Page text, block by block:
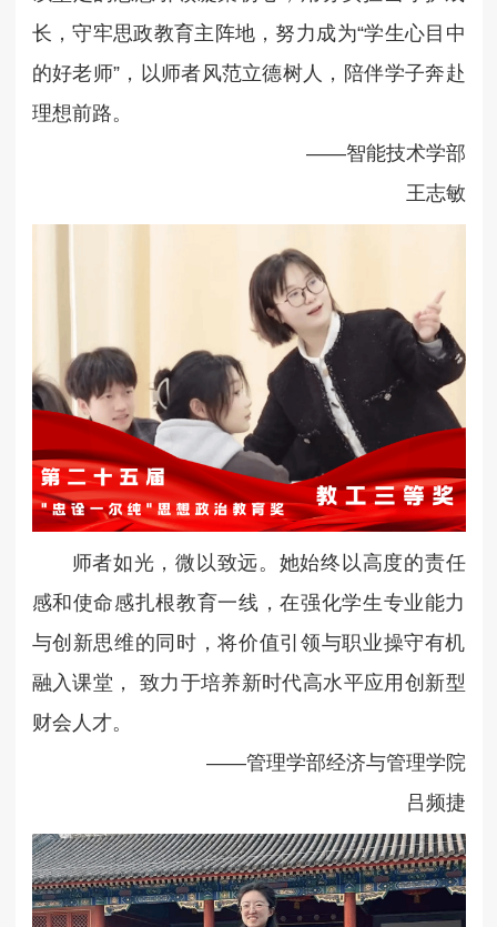
长，守牢思政教育主阵地，努力成为“学生心目中
的好老师”，以师者风范立德树人，陪伴学子奔赴
理想前路。
——智能技术学部
王志敏
师者如光，微以致远。她始终以高度的责任
感和使命感扎根教育一线，在强化学生专业能力
与创新思维的同时，将价值引领与职业操守有机
融入课堂， 致力于培养新时代高水平应用创新型
财会人才。
——管理学部经济与管理学院
吕频捷